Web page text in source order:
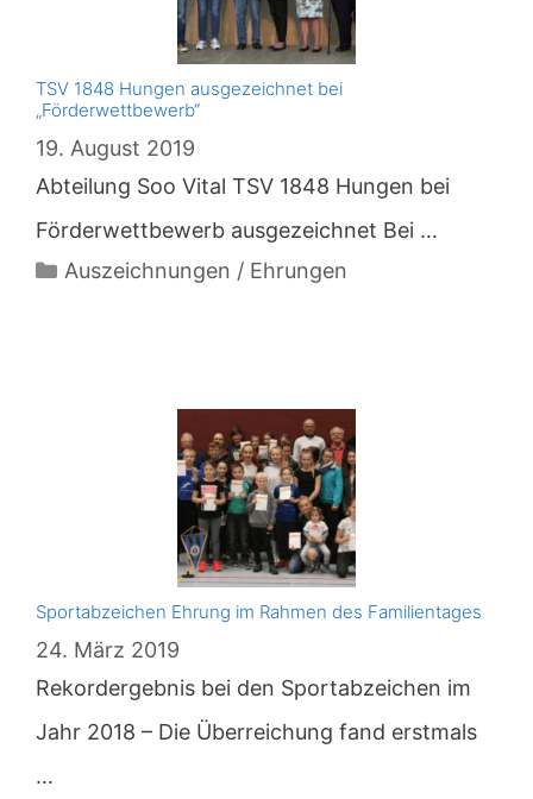
TSV 1848 Hungen ausgezeichnet bei
„Förderwettbewerb“
19. August 2019
Abteilung Soo Vital TSV 1848 Hungen bei
Förderwettbewerb ausgezeichnet Bei …
Kategorien
Auszeichnungen / Ehrungen
Sportabzeichen Ehrung im Rahmen des Familientages
24. März 2019
Rekordergebnis bei den Sportabzeichen im
Jahr 2018 – Die Überreichung fand erstmals
…